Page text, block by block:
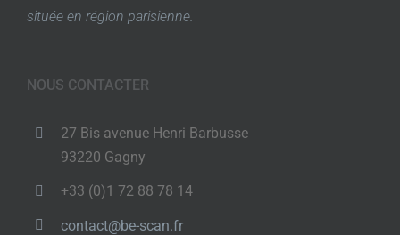
située en région parisienne.
NOUS CONTACTER
27 Bis avenue Henri Barbusse
93220 Gagny
+33 (0)1 72 88 78 14
contact@be-scan.fr